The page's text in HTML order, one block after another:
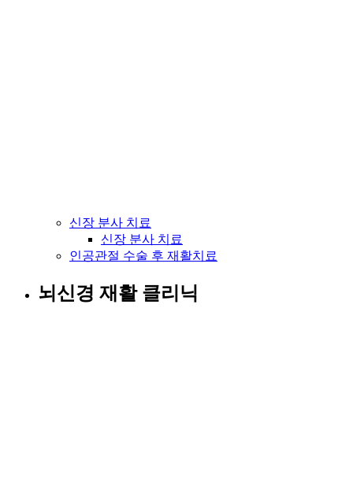
신장 분사 치료
신장 분사 치료
인공관절 수술 후 재활치료
뇌신경 재활 클리닉